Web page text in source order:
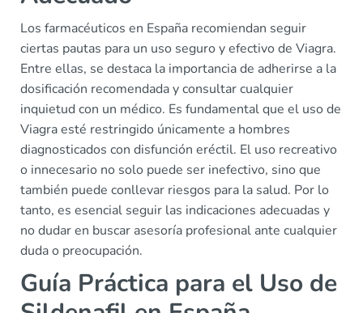
Los farmacéuticos en España recomiendan seguir
ciertas pautas para un uso seguro y efectivo de Viagra.
Entre ellas, se destaca la importancia de adherirse a la
dosificación recomendada y consultar cualquier
inquietud con un médico. Es fundamental que el uso de
Viagra esté restringido únicamente a hombres
diagnosticados con disfunción eréctil. El uso recreativo
o innecesario no solo puede ser inefectivo, sino que
también puede conllevar riesgos para la salud. Por lo
tanto, es esencial seguir las indicaciones adecuadas y
no dudar en buscar asesoría profesional ante cualquier
duda o preocupación.
Guía Práctica para el Uso de